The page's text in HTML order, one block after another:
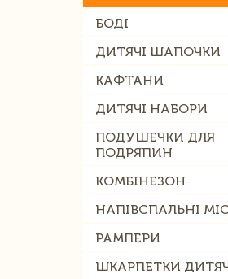
БОДІ
ДИТЯЧІ ШАПОЧКИ
КАФТАНИ
ДИТЯЧІ НАБОРИ
ПОДУШЕЧКИ ДЛЯ
ПОДРЯПИН
КОМБІНЕЗОН
НАПІВСПАЛЬНІ
РАМПЕРИ
ШКАРПЕТКИ